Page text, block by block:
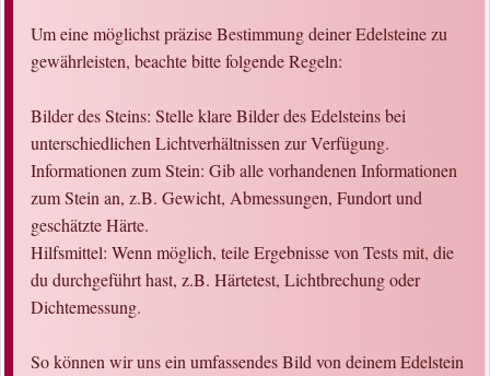
Um eine möglichst präzise Bestimmung deiner Edelsteine zu
gewährleisten, beachte bitte folgende Regeln:
Bilder des Steins: Stelle klare Bilder des Edelsteins bei
unterschiedlichen Lichtverhältnissen zur Verfügung.
Informationen zum Stein: Gib alle vorhandenen Informationen
zum Stein an, z.B. Gewicht, Abmessungen, Fundort und
geschätzte Härte.
Hilfsmittel: Wenn möglich, teile Ergebnisse von Tests mit, die
du durchgeführt hast, z.B. Härtetest, Lichtbrechung oder
Dichtemessung.
So können wir uns ein umfassendes Bild von deinem Edelstein